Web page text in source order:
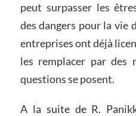
peut surpasser les
des dangers pour la vie
entreprises ont déjà
les remplacer par des
questions se posent.
A la suite de R.